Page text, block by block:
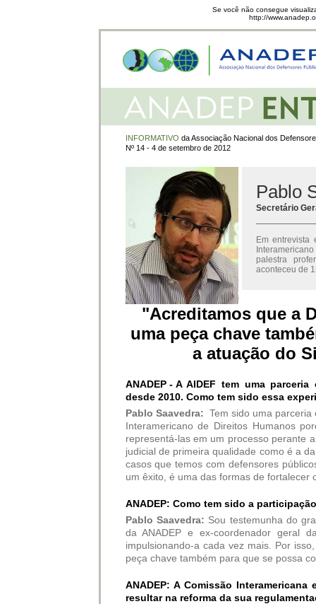
Se você não consegue
http://
INFORMATIVO da Associação Nacional dos
Nº 14 - 4 de setembro de 2012
Pablo
Secretário
Em entrevista
palestra
aconteceu de
"Acreditamos que a
uma peça chave
a atuação do
ANADEP - A AIDEF tem uma
desde 2010. Como tem sido essa
Pablo Saavedra: Tem sido uma
Interamericano de Direitos Humanos
representá-las em um processo perante
judicial de primeira qualidade como é a
casos que temos com defensores
um êxito, é uma das formas de fortalecer
ANADEP: Como tem sido a
Pablo Saavedra: Sou testemunha do
da ANADEP e ex-coordenador geral
impulsionando-a cada vez mais. Por
peça chave também para que se possa
ANADEP: A Comissão
resultar na reforma da sua